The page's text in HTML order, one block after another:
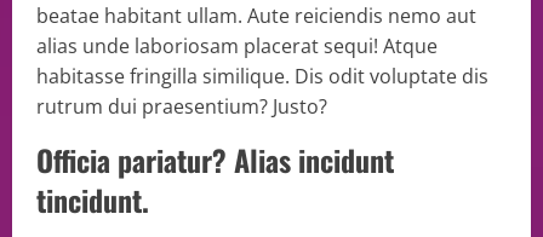
beatae habitant ullam. Aute reiciendis nemo aut
alias unde laboriosam placerat sequi! Atque
habitasse fringilla similique. Dis odit voluptate dis
rutrum dui praesentium? Justo?
Officia pariatur? Alias incidunt
tincidunt.